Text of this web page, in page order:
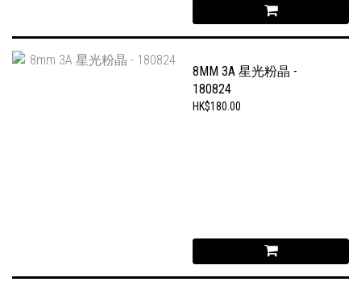
8MM 3A 星光粉晶 -
180824
HK$180.00